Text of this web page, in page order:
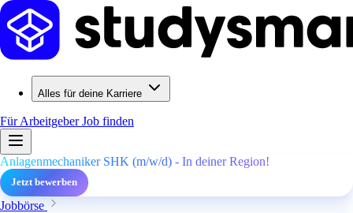
Alles für deine Karriere
Für ArbeitgeberJob finden
Anlagenmechaniker SHK (m/w/d) - In deiner Region!
Jetzt bewerben
Jobbörse